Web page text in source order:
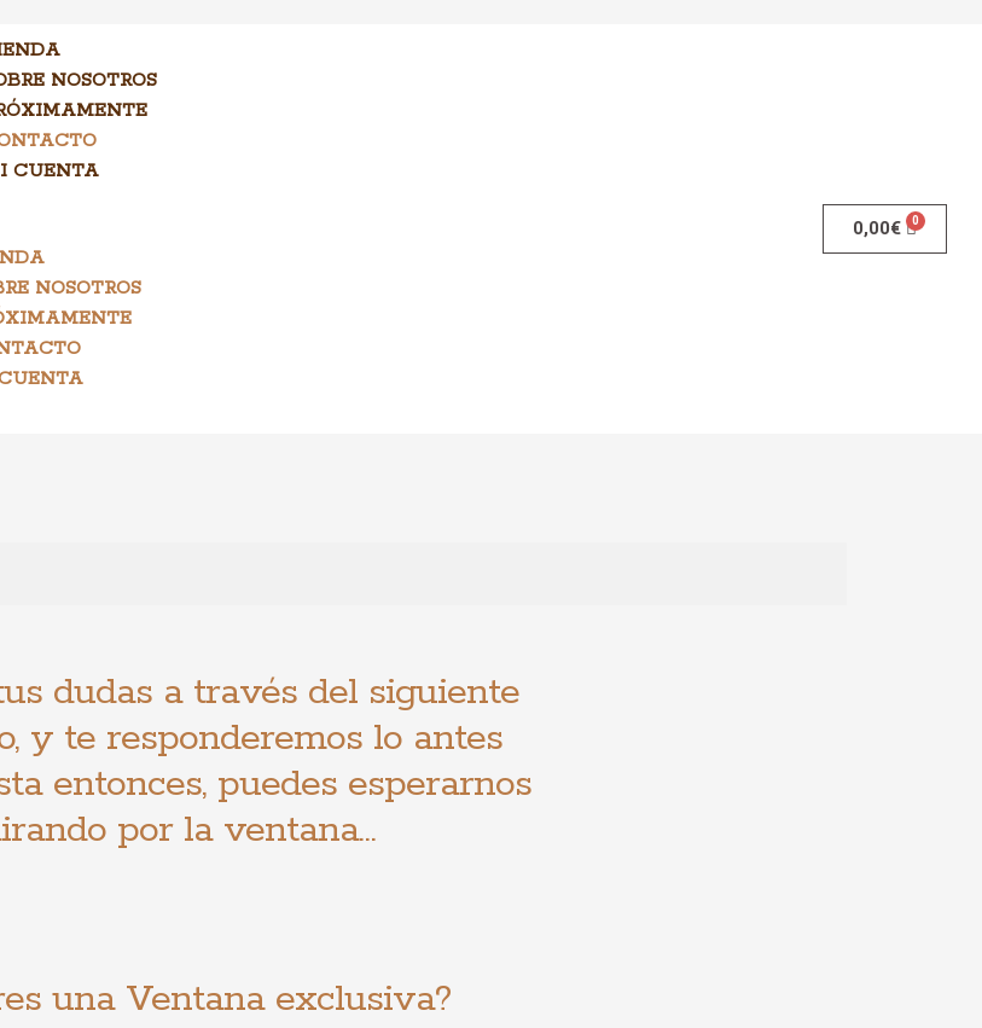
NOSOTROS
CUENTA
NOSOTROS
0,00€
dudas a través del siguiente
y te responderemos lo antes
entonces, puedes esperarnos
por la ventana…
una Ventana exclusiva?